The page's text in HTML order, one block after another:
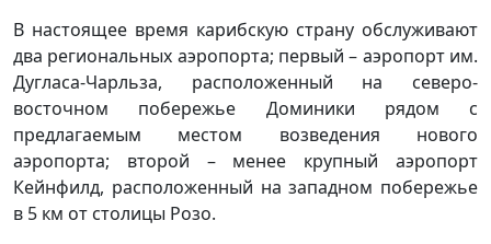
В настоящее время карибскую страну обслуживают
два региональных аэропорта; первый – аэропорт им.
Дугласа-Чарльза, расположенный на северо-
восточном побережье Доминики рядом с
предлагаемым местом возведения нового
аэропорта; второй – менее крупный аэропорт
Кейнфилд, расположенный на западном побережье
в 5 км от столицы Розо.